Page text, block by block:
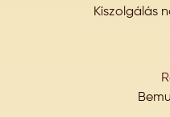
Kiszolgálás